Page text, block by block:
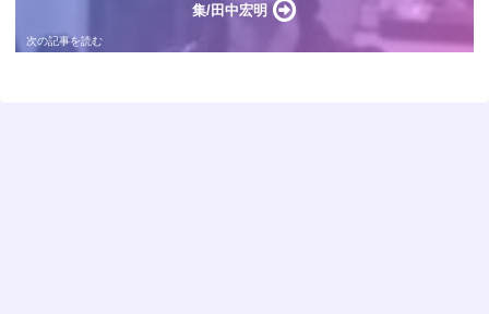
集/田中宏明